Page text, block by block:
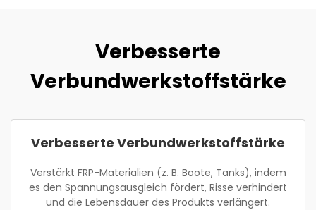
Verbesserte
Verbundwerkstoffstärke
Verbesserte Verbundwerkstoffstärke
Verstärkt FRP-Materialien (z. B. Boote, Tanks), indem
es den Spannungsausgleich fördert, Risse verhindert
und die Lebensdauer des Produkts verlängert.